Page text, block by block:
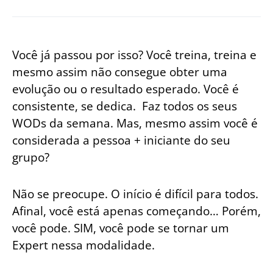
Você já passou por isso? Você treina, treina e
mesmo assim não consegue obter uma
evolução ou o resultado esperado. Você é
consistente, se dedica. Faz todos os seus
WODs da semana. Mas, mesmo assim você é
considerada a pessoa + iniciante do seu
grupo?
Não se preocupe. O início é difícil para todos.
Afinal, você está apenas começando… Porém,
você pode. SIM, você pode se tornar um
Expert nessa modalidade.